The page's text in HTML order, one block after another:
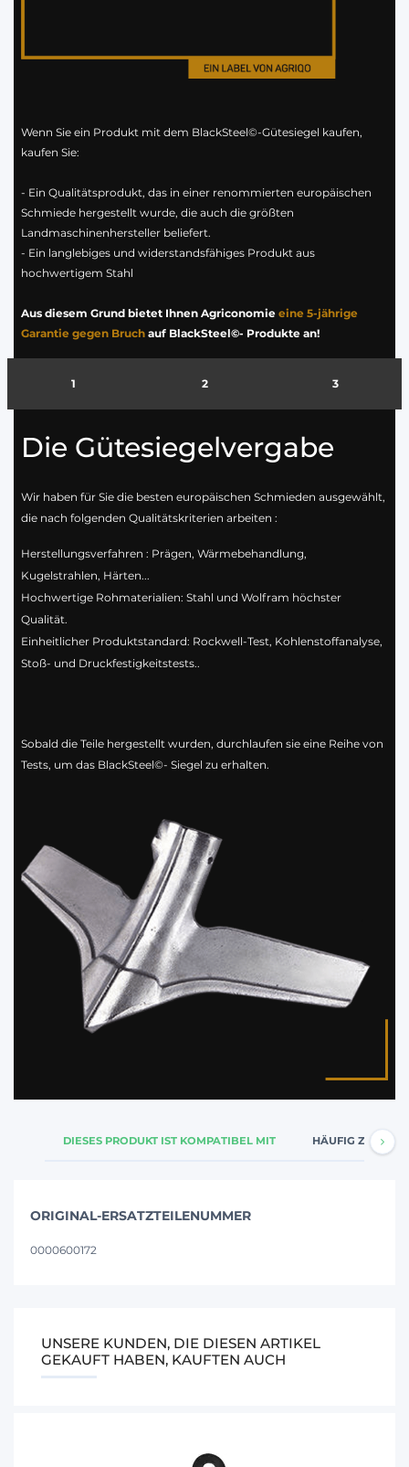
Wenn Sie ein Produkt mit dem BlackSteel©-Gütesiegel kaufen,
kaufen Sie:
- Ein Qualitätsprodukt, das in einer renommierten europäischen
Schmiede hergestellt wurde, die auch die größten
Landmaschinenhersteller beliefert.
- Ein langlebiges und widerstandsfähiges Produkt aus
hochwertigem Stahl
Aus diesem Grund bietet Ihnen Agriconomieeine 5-jährige
Garantie gegen Bruchauf BlackSteel©- Produkte an!
1 2 3
Die Gütesiegelvergabe
Wir haben für Sie die besten europäischen Schmieden ausgewählt,
die nach folgenden Qualitätskriterien arbeiten :
Herstellungsverfahren : Prägen, Wärmebehandlung,
Kugelstrahlen, Härten...
Hochwertige Rohmaterialien: Stahl und Wolfram höchster
Qualität.
Einheitlicher Produktstandard: Rockwell-Test, Kohlenstoffanalyse,
Stoß- und Druckfestigkeitstests..
Sobald die Teile hergestellt wurden, durchlaufen sie eine Reihe von
Tests, um das BlackSteel©- Siegel zu erhalten.
DIESES PRODUKT IST KOMPATIBEL MIT HÄUFIG
ORIGINAL-ERSATZTEILENUMMER
0000600172
UNSERE KUNDEN, DIE DIESEN ARTIKEL
GEKAUFT HABEN, KAUFTEN AUCH